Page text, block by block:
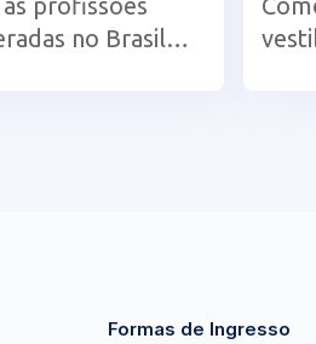
no Brasil
Formas de Ingresso